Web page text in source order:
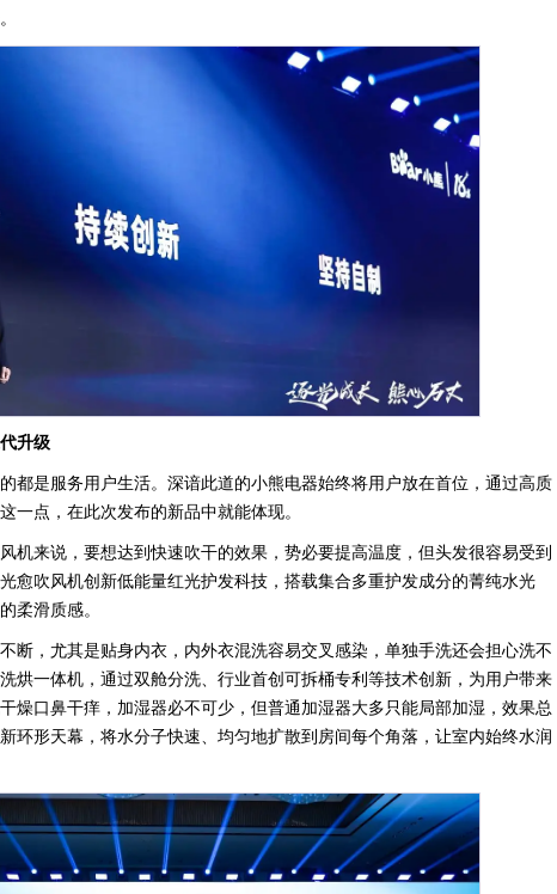
升级
都是服务用户生活。深谙此道的小熊电器始终将用户放在首位，通过高质
一点，在此次发布的新品中就能体现。
机来说，要想达到快速吹干的效果，势必要提高温度，但头发很容易受到
愈吹风机创新低能量红光护发科技，搭载集合多重护发成分的菁纯水光
柔滑质感。
断，尤其是贴身内衣，内外衣混洗容易交叉感染，单独手洗还会担心洗不
烘一体机，通过双舱分洗、行业首创可拆桶专利等技术创新，为用户带来
燥口鼻干痒，加湿器必不可少，但普通加湿器大多只能局部加湿，效果总
环形天幕，将水分子快速、均匀地扩散到房间每个角落，让室内始终水润